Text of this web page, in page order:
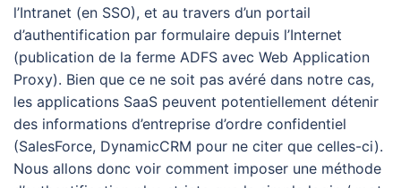
l’Intranet (en SSO), et au travers d’un portail
d’authentification par formulaire depuis l’Internet
(publication de la ferme ADFS avec Web Application
Proxy). Bien que ce ne soit pas avéré dans notre cas,
les applications SaaS peuvent potentiellement détenir
des informations d’entreprise d’ordre confidentiel
(SalesForce, DynamicCRM pour ne citer que celles-ci).
Nous allons donc voir comment imposer une méthode